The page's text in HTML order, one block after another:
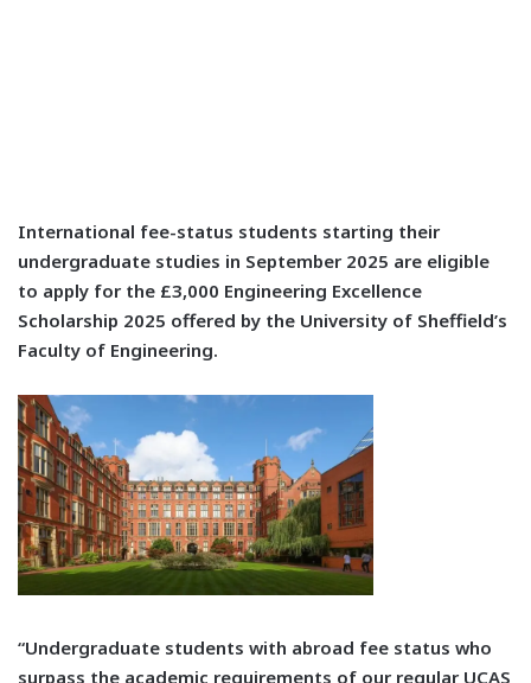
International fee-status students starting their
undergraduate studies in September 2025 are eligible
to apply for the £3,000 Engineering Excellence
Scholarship 2025 offered by the University of Sheffield’s
Faculty of Engineering.
“Undergraduate students with abroad fee status who
surpass the academic requirements of our regular UCAS